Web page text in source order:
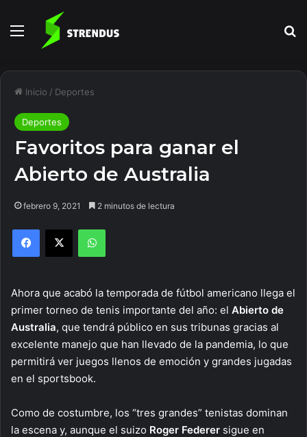
Menú
Inicio / Deportes
Deportes
Favoritos para ganar el
Abierto de Australia
febrero 9, 2021 2 minutos de lectura
Facebook
X WhatsApp
Ahora que acabó la temporada de fútbol americano llega el
primer torneo de tenis importante del año: el Abierto de
Australia, que tendrá público en sus tribunas gracias al
excelente manejo que han llevado de la pandemia, lo que
permitirá ver juegos llenos de emoción y grandes jugadas
en el sportsbook.
Como de costumbre, los “tres grandes” tenistas dominan
la escena y, aunque el suizo Roger Federer sigue en